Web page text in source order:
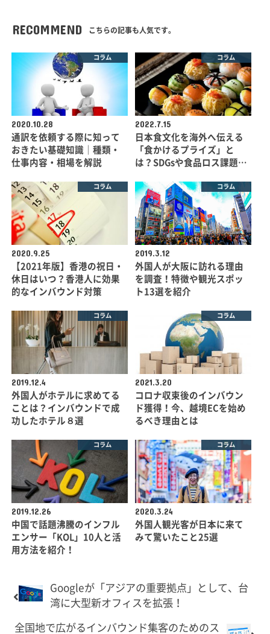
RECOMMEND こちらの記事も人気です。
コラム
2020.10.28
通訳を依頼する際に知って
おきたい基礎知識｜種類・
仕事内容・相場を解説
コラム
2022.7.15
日本食文化を海外へ伝える
「食かけるプライズ」と
は？SDGsや食品ロス課題…
コラム
2020.9.25
【2021年版】香港の祝日・
休日はいつ？香港人に効果
的なインバウンド対策
コラム
2019.3.12
外国人が大阪に訪れる理由
を調査！特徴や観光スポッ
ト13選を紹介
コラム
2019.12.4
外国人がホテルに求めてる
ことは？インバウンドで成
功したホテル８選
コラム
2021.3.20
コロナ収束後のインバウン
ド獲得！今、越境ECを始め
るべき理由とは
コラム
2019.12.26
中国で話題沸騰のインフル
エンサー「KOL」10人と活
用方法を紹介！
コラム
2020.3.24
外国人観光客が日本に来て
みて驚いたこと25選
Googleが「アジアの重要拠点」として、台
湾に大型新オフィスを拡張！
全国地で広がるインバウンド集客のためのス